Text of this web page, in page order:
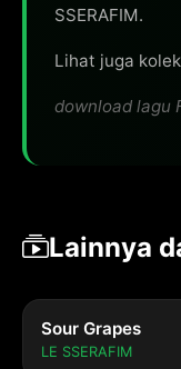
SSERAFIM.
Lihat juga
download lagu
Lainnya
Sour Grapes
LE SSERAFIM